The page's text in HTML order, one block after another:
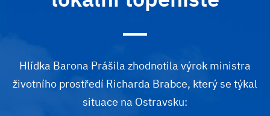
Hlídka Barona Prášila zhodnotila výrok ministra
životního prostředí Richarda Brabce, který se týkal
situace na Ostravsku: